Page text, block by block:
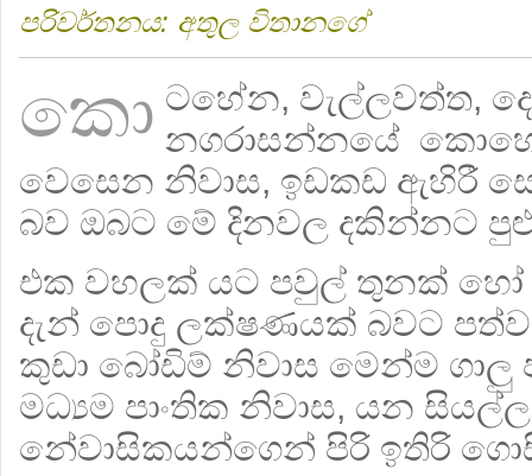
පරිවර්තනය: අතුල විතානගේ
කො ටහේන, වැල්ලවත්ත,
නගරාසන්නයේ
වෙසෙන නිවාස, ඉඩකඩ ඇහිරී
බව ඔබට මේ දිනවල දකින්නට
එක වහලක් යට පවුල් තුනක් හෝ
දැන් පොදු ලක්ෂණයක් බවට
කුඩා බෝඩිම් නිවාස මෙන්ම ගාලු
මධ්‍යම පාංතික නිවාස, යන
නේවාසිකයන්ගෙන් පිරි ඉතිරි